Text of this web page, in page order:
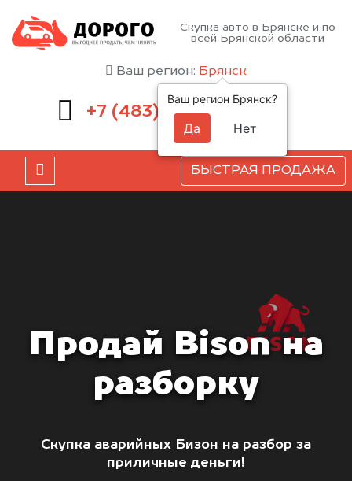
Скупка авто в Брянске и по
всей Брянской области
Ваш регион: Брянск
+7 (483) 232-00-41
БЫСТРАЯ ПРОДАЖА
Продай Bison на
разборку
Скупка аварийных Бизон на разбор за
приличные деньги!
Ваш регион Брянск?
Да Нет